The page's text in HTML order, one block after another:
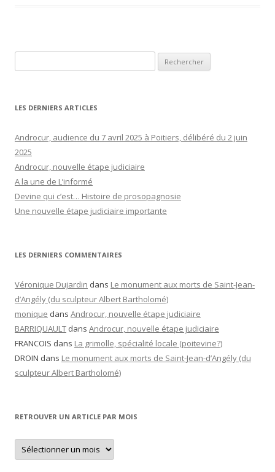
LES DERNIERS ARTICLES
Androcur, audience du 7 avril 2025 à Poitiers, délibéré du 2 juin
2025
Androcur, nouvelle étape judiciaire
A la une de L’informé
Devine qui c’est… Histoire de prosopagnosie
Une nouvelle étape judiciaire importante
LES DERNIERS COMMENTAIRES
Véronique Dujardin dans Le monument aux morts de Saint-Jean-
d’Angély (du sculpteur Albert Bartholomé)
monique dans Androcur, nouvelle étape judiciaire
BARRIQUAULT dans Androcur, nouvelle étape judiciaire
FRANCOIS dans La grimolle, spécialité locale (poitevine?)
DROIN dans Le monument aux morts de Saint-Jean-d’Angély (du
sculpteur Albert Bartholomé)
RETROUVER UN ARTICLE PAR MOIS
Retrouver
un
article